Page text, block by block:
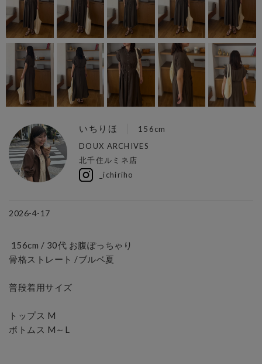
北千住ルミネ店
いちりほ
156cm
DOUX ARCHIVES
_ichiriho
2026-4-17
骨格ストレート /ブルベ夏
普段着用サイズ
トップス M
ボトムス M～L